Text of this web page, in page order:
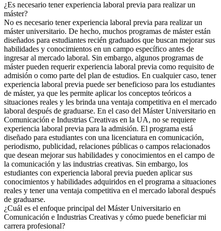
¿Es necesario tener experiencia laboral previa para realizar un
máster?
No es necesario tener experiencia laboral previa para realizar un
máster universitario. De hecho, muchos programas de máster están
diseñados para estudiantes recién graduados que buscan mejorar sus
habilidades y conocimientos en un campo específico antes de
ingresar al mercado laboral. Sin embargo, algunos programas de
máster pueden requerir experiencia laboral previa como requisito de
admisión o como parte del plan de estudios. En cualquier caso, tener
experiencia laboral previa puede ser beneficioso para los estudiantes
de máster, ya que les permite aplicar los conceptos teóricos a
situaciones reales y les brinda una ventaja competitiva en el mercado
laboral después de graduarse. En el caso del Máster Universitario en
Comunicación e Industrias Creativas en la UA, no se requiere
experiencia laboral previa para la admisión. El programa está
diseñado para estudiantes con una licenciatura en comunicación,
periodismo, publicidad, relaciones públicas o campos relacionados
que desean mejorar sus habilidades y conocimientos en el campo de
la comunicación y las industrias creativas. Sin embargo, los
estudiantes con experiencia laboral previa pueden aplicar sus
conocimientos y habilidades adquiridos en el programa a situaciones
reales y tener una ventaja competitiva en el mercado laboral después
de graduarse.
¿Cuál es el enfoque principal del Máster Universitario en
Comunicación e Industrias Creativas y cómo puede beneficiar mi
carrera profesional?